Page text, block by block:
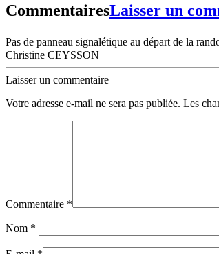
CommentairesLaisser un
Pas de panneau signalétique au départ de la
Christine CEYSSON
Laisser un commentaire
Votre adresse e-mail ne sera pas publiée. Les
Commentaire *
Nom *